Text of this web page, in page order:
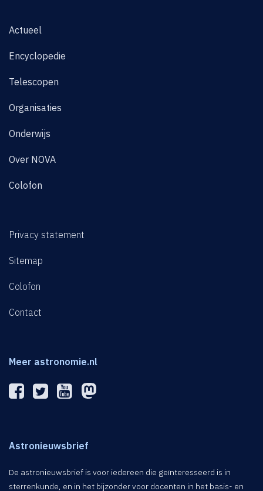
Actueel
Encyclopedie
Telescopen
Organisaties
Onderwijs
Over NOVA
Colofon
Privacy statement
Sitemap
Colofon
Contact
Meer astronomie.nl
Astronieuwsbrief
De astronieuwsbrief is voor iedereen die geïnteresseerd is in
sterrenkunde, en in het bijzonder voor docenten in het basis- en